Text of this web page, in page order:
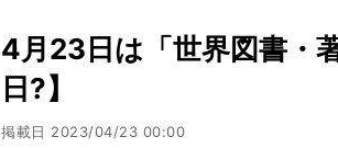
4月23日は「世界図書・
日?】
掲載日 2023/04/23 00:00